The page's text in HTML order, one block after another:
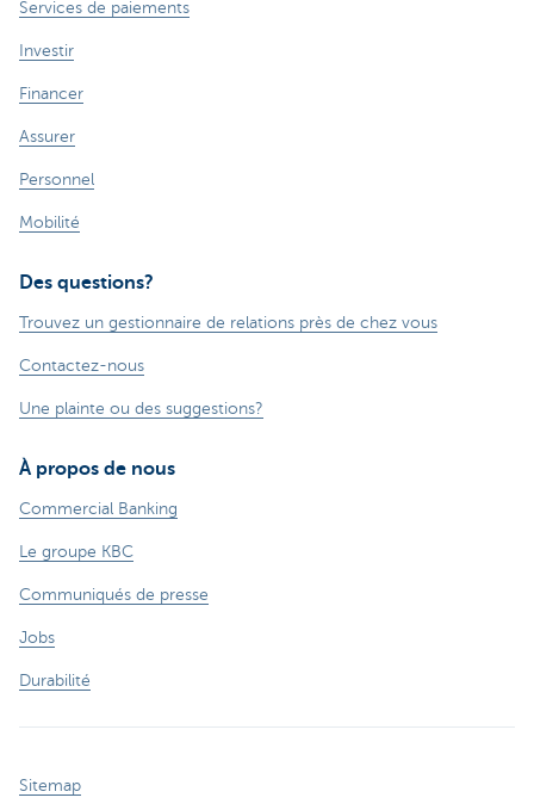
Services de paiements
Investir
Financer
Assurer
Personnel
Mobilité
Des questions?
Trouvez un gestionnaire de relations près de chez vous
Contactez-nous
Une plainte ou des suggestions?
À propos de nous
Commercial Banking
Le groupe KBC
Communiqués de presse
Jobs
Durabilité
Sitemap